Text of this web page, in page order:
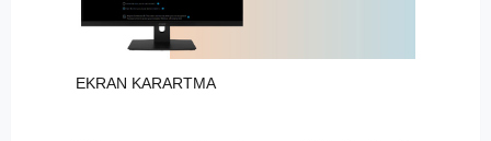
EKRAN KARARTMA